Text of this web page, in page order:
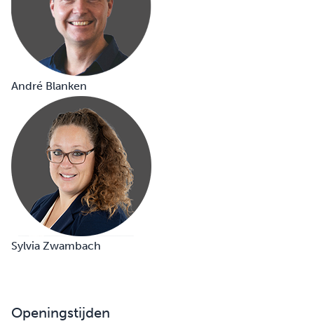
André Blanken
Sylvia Zwambach
Openingstijden